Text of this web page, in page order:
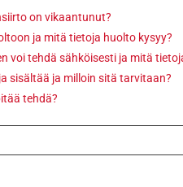
on vikaantunut?
ja mitä tietoja huolto kysyy?
voi tehdä sähköisesti ja mitä
sisältää ja milloin sitä tarvitaan?
tehdä?